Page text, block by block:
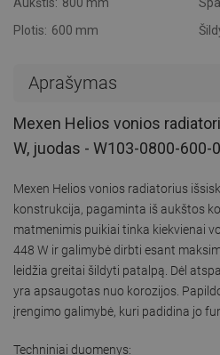
Plotis: 600 mm
Aprašymas
Mexen Helios vonios
W, juodas - W103-0800-600-
Mexen Helios vonios radiatorius
konstrukcija, pagaminta iš aukštos
matmenimis puikiai tinka kiekvienai
448 W ir galimybė dirbti esant
leidžia greitai šildyti patalpą. Dėl
yra apsaugotas nuo korozijos.
įrengimo galimybė, kuri padidina jo
Techniniai duomenys: